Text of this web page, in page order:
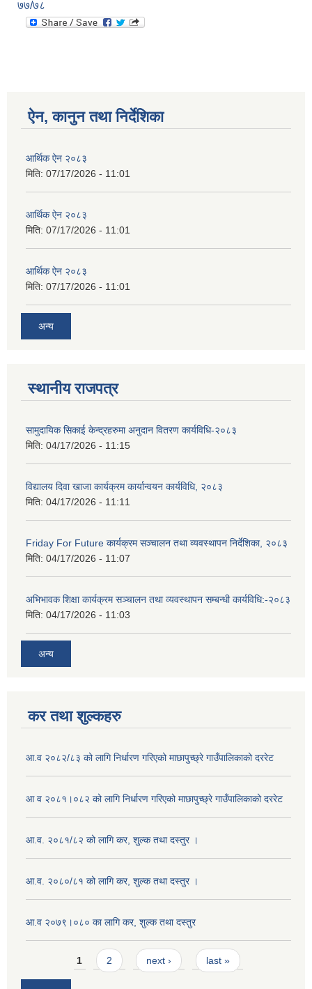
७७/७८
ऐन, कानुन तथा निर्देशिका
आर्थिक ऐन २०८३
मिति: 07/17/2026 - 11:01
आर्थिक ऐन २०८३
मिति: 07/17/2026 - 11:01
आर्थिक ऐन २०८३
मिति: 07/17/2026 - 11:01
अन्य
स्थानीय राजपत्र
सामुदायिक सिकाई केन्द्रहरुमा अनुदान वितरण कार्यविधि-२०८३
मिति: 04/17/2026 - 11:15
विद्यालय दिवा खाजा कार्यक्रम कार्यान्वयन कार्यविधि, २०८३
मिति: 04/17/2026 - 11:11
Friday For Future कार्यक्रम सञ्चालन तथा व्यवस्थापन निर्देशिका, २०८३
मिति: 04/17/2026 - 11:07
अभिभावक शिक्षा कार्यक्रम सञ्चालन तथा व्यवस्थापन सम्बन्धी कार्यविधि:-२०८३
मिति: 04/17/2026 - 11:03
अन्य
कर तथा शुल्कहरु
आ.व २०८२/८३ को लागि निर्धारण गरिएको माछापुच्छ्रे गाउँपालिकाको दररेट
आ व २०८१।०८२ को लागि निर्धारण गरिएको माछापुच्छ्रे गाउँपालिकाको दररेट
आ.व. २०८१/८२ को लागि कर, शुल्क तथा दस्तुर ।
आ.व. २०८०/८१ को लागि कर, शुल्क तथा दस्तुर ।
आ.व २०७९।०८० का लागि कर, शुल्क तथा दस्तुर
Pages1 2 next › last »